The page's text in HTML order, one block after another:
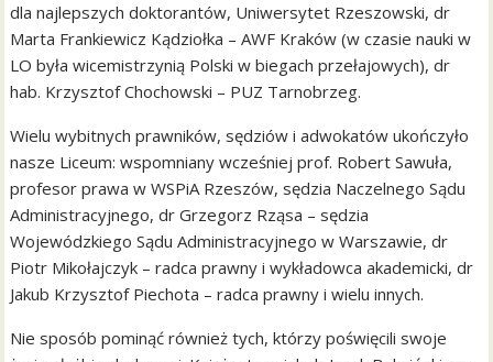
dla najlepszych doktorantów, Uniwersytet Rzeszowski, dr
Marta Frankiewicz Kądziołka – AWF Kraków (w czasie nauki w
LO była wicemistrzynią Polski w biegach przełajowych), dr
hab. Krzysztof Chochowski – PUZ Tarnobrzeg.
Wielu wybitnych prawników, sędziów i adwokatów ukończyło
nasze Liceum: wspomniany wcześniej prof. Robert Sawuła,
profesor prawa w WSPiA Rzeszów, sędzia Naczelnego Sądu
Administracyjnego, dr Grzegorz Rząsa – sędzia
Wojewódzkiego Sądu Administracyjnego w Warszawie, dr
Piotr Mikołajczyk – radca prawny i wykładowca akademicki, dr
Jakub Krzysztof Piechota – radca prawny i wielu innych.
Nie sposób pominąć również tych, którzy poświęcili swoje